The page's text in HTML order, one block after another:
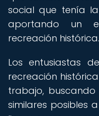
social que tenía
aportando un
recreación histórica.
Los entusiastas
recreación
trabajo,
similares posibles